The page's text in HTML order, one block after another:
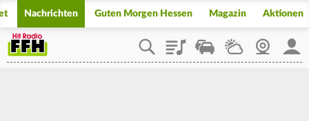
Nachrichten Guten Morgen Hessen Magazin Aktionen
PlaylistStaupilotWetterWebcam